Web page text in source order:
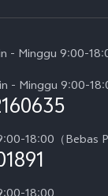
- Minggu 9:00-
- Minggu 9:00-
18:00（Bebas